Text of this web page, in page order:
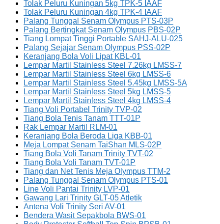
Tolak Peluru Kuningan 5kg TPK-5 IAAF
Tolak Peluru Kuningan 4kg TPK-4 IAAF
Palang Tunggal Senam Olympus PTS-03P
Palang Bertingkat Senam Olympus PBS-02P
Tiang Lompat Tinggi Portable SAHJ-ALU-025
Palang Sejajar Senam Olympus PSS-02P
Keranjang Bola Voli Lipat KBL-01
Lempar Martil Stainless Steel 7.26kg LMSS-7
Lempar Martil Stainless Steel 6kg LMSS-6
Lempar Martil Stainless Steel 5.45kg LMSS-5A
Lempar Martil Stainless Steel 5kg LMSS-5
Lempar Martil Stainless Steel 4kg LMSS-4
Tiang Voli Portabel Trinity TVP-02
Tiang Bola Tenis Tanam TTT-01P
Rak Lempar Martil RLM-01
Keranjang Bola Beroda Liga KBB-01
Meja Lompat Senam TaiShan MLS-02P
Tiang Bola Voli Tanam Trinity TVT-02
Tiang Bola Voli Tanam TVT-01P
Tiang dan Net Tenis Meja Olympus TTM-2
Palang Tunggal Senam Olympus PTS-01
Line Voli Pantai Trinity LVP-01
Gawang Lari Trinity GLT-05 Atletik
Antena Voli Trinity Seri AV-01
Bendera Wasit Sepakbola BWS-01